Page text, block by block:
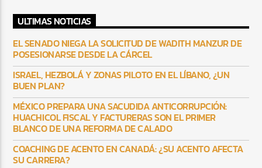
ULTIMAS NOTICIAS
EL SENADO NIEGA LA SOLICITUD DE WADITH MANZUR DE
POSESIONARSE DESDE LA CÁRCEL
ISRAEL, HEZBOLÁ Y ZONAS PILOTO EN EL LÍBANO, ¿UN
BUEN PLAN?
MÉXICO PREPARA UNA SACUDIDA ANTICORRUPCIÓN:
HUACHICOL FISCAL Y FACTURERAS SON EL PRIMER
BLANCO DE UNA REFORMA DE CALADO
COACHING DE ACENTO EN CANADÁ: ¿SU ACENTO AFECTA
SU CARRERA?